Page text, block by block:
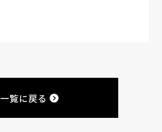
一覧に戻る